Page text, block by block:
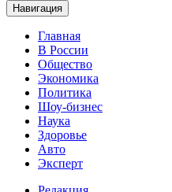
Навигация
Главная
В России
Общество
Экономика
Политика
Шоу-бизнес
Наука
Здоровье
Авто
Эксперт